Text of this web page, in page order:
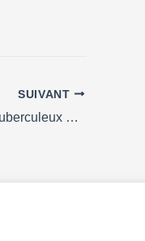
SUIVANT
83 enfants de 0 à 14 ans mis sous traitement anti tuberculeux à Yaoundé